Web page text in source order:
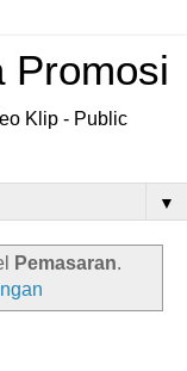
Promosi
Klip - Public
▼
Pemasaran.